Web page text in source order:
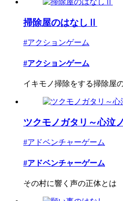
掃除屋のはなしⅡ
#アクションゲーム
#アクションゲーム
イキモノ掃除をする掃除屋
ツクモノガタリ～心泣
#アドベンチャーゲーム
#アドベンチャーゲーム
その村に響く声の正体とは